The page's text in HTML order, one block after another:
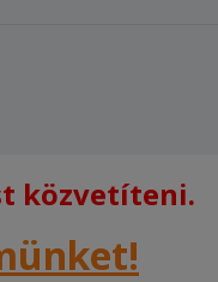
közvetíteni.